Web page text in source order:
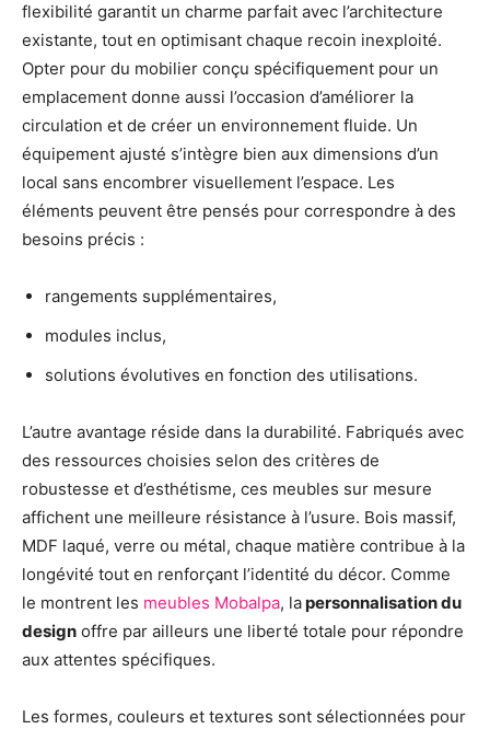
flexibilité garantit un charme parfait avec l’architecture
existante, tout en optimisant chaque recoin inexploité.
Opter pour du mobilier conçu spécifiquement pour un
emplacement donne aussi l’occasion d’améliorer la
circulation et de créer un environnement fluide. Un
équipement ajusté s’intègre bien aux dimensions d’un
local sans encombrer visuellement l’espace. Les
éléments peuvent être pensés pour correspondre à des
besoins précis :
rangements supplémentaires,
modules inclus,
solutions évolutives en fonction des utilisations.
L’autre avantage réside dans la durabilité. Fabriqués avec
des ressources choisies selon des critères de
robustesse et d’esthétisme, ces meubles sur mesure
affichent une meilleure résistance à l’usure. Bois massif,
MDF laqué, verre ou métal, chaque matière contribue à la
longévité tout en renforçant l’identité du décor. Comme
le montrent les meubles Mobalpa, lapersonnalisation du
design offre par ailleurs une liberté totale pour répondre
aux attentes spécifiques.
Les formes, couleurs et textures sont sélectionnées pour